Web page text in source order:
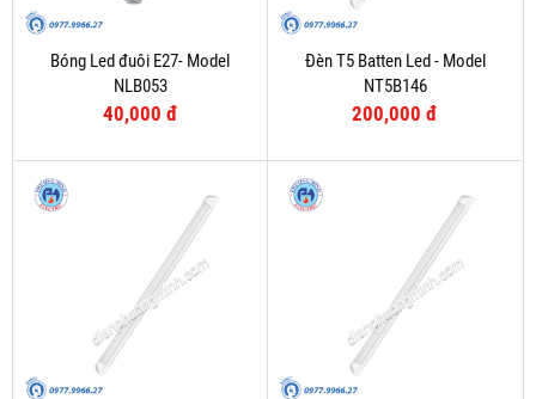
Bóng Led đuôi E27- Model
NLB053
40,000 đ
Đèn T5 Batten Led - Model
NT5B146
200,000 đ